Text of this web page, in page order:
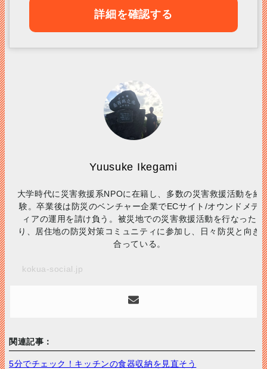
詳細を確認する
Yuusuke Ikegami
大学時代に災害救援系NPOに在籍し
、多数の災害救援活動を経
験。卒業後は防災のベンチャー企業でECサイト /オウンドメデ
ィアの運用を請け負う。被災地での災害救援活動を行なった
り、居住地の防災対策コミュニティに参加し、日々防災と向き
合っている。
kokua-social.jp
関連記事：
5分でチェック！キッチンの食器収納を見直そう